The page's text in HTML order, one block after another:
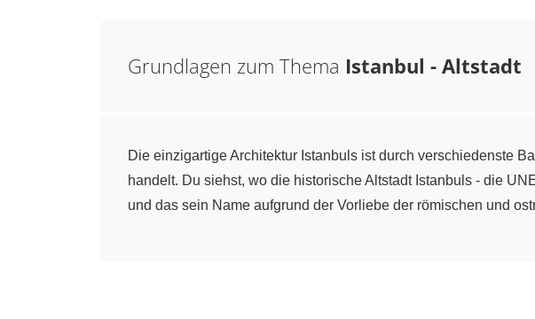
Grundlagen zum Thema Istanbul - Altstadt
Die einzigartige Architektur Istanbuls ist durch verschiedenste
handelt. Du siehst, wo die historische Altstadt Istanbuls - die
und das sein Name aufgrund der Vorliebe der römischen und